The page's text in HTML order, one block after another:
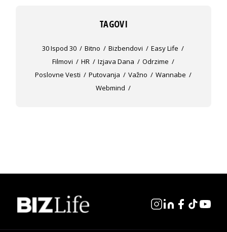
TAGOVI
30 Ispod 30 Bitno Bizbendovi
Easy Life
Filmovi
HR Izjava Dana
Odrzime
Poslovne Vesti
Putovanja Važno
Wannabe
Webmind